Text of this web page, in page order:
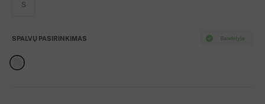
S
Sandėlyje
SPALVŲ PASIRINKIMAS